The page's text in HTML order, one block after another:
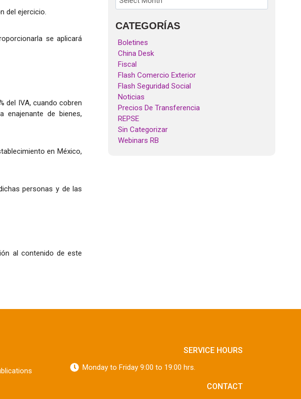
del ejercicio.
se aplicará
del IVA, cuando cobren
enajenante de bienes,
en México,
personas y de las
al contenido de este
CATEGORÍAS
Boletines
China Desk
Fiscal
Flash Comercio Exterior
Flash Seguridad Social
Noticias
Precios De Transferencia
REPSE
Sin Categorizar
Webinars RB
SERVICE HOURS
Monday to Friday 9:00 to 19:00 hrs.
CONTACT